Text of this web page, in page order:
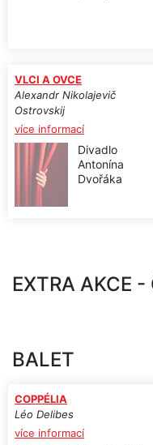
VLCI A OVCE
Alexandr Nikolajevič
Ostrovskij
více informací
Divadlo
Antonína
Dvořáka
EXTRA AKCE -
BALET
COPPÉLIA
Léo Delibes
více informací